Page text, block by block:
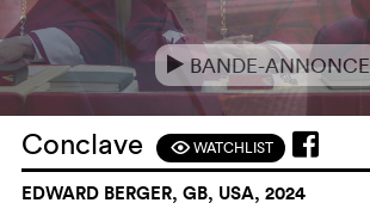
e BANDE-ANNONCE
Conclave FWATCHLIST
EDWARD BERGER, GB, USA, 2024